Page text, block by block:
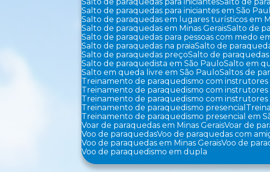
Salto de paraquedas para iniciantes em São
Salto de paraquedas em lugares turísticos em
Salto de paraquedas em Minas Gerais Salto de
Salto de paraquedas para pessoas com medo
Salto de paraquedas na praia Salto de
Salto de paraquedas preço Salto de
Salto de paraquedista em São Paulo Salto em
Salto em queda livre em São Paulo Saltos de
Treinamento de paraquedismo com
Treinamento de paraquedismo com
Treinamento de paraquedismo com
Treinamento de paraquedismo presencial
Treinamento de paraquedismo presencial em
Voar de paraquedas em Minas Gerais Voar de
Voo de paraquedas Voo de paraquedas com
Voo de paraquedas em Minas Gerais Voo de
Voo de paraquedismo em dupla